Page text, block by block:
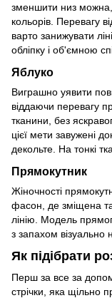
зменшити низ можна,
кольорів. Перевагу
варто занижувати
обліпку і об'ємною
Яблуко
Виграшно уявити
віддаючи перевагу
тканини, без
цієї мети завужені
декольте. На тонкі
Прямокутник
Жіночності
фасон, де зміщена
лінію. Модель
з запахом візуально
Як підібрати
Перш за все за
стрічки, яка щільно